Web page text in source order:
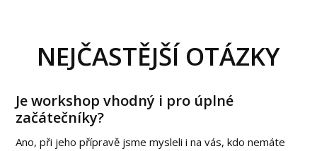
NEJČASTĚJŠÍ OTÁZKY
Je workshop vhodný i pro úplné
začátečníky?
Ano, při jeho přípravě jsme mysleli i na vás, kdo nemáte